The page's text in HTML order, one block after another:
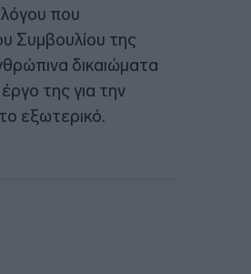
που
Συμβουλίου της
δικαιώματα
της για την
εξωτερικό.